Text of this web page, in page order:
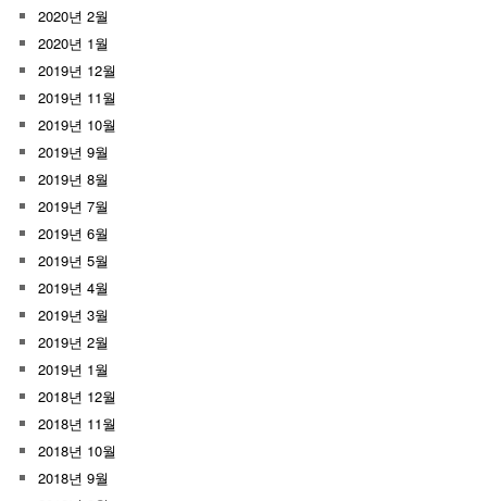
2020년 2월
2020년 1월
2019년 12월
2019년 11월
2019년 10월
2019년 9월
2019년 8월
2019년 7월
2019년 6월
2019년 5월
2019년 4월
2019년 3월
2019년 2월
2019년 1월
2018년 12월
2018년 11월
2018년 10월
2018년 9월